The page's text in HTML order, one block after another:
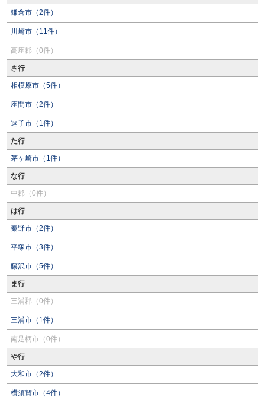
鎌倉市（2件）
川崎市（11件）
高座郡（0件）
さ行
相模原市（5件）
座間市（2件）
逗子市（1件）
た行
茅ヶ崎市（1件）
な行
中郡（0件）
は行
秦野市（2件）
平塚市（3件）
藤沢市（5件）
ま行
三浦郡（0件）
三浦市（1件）
南足柄市（0件）
や行
大和市（2件）
横須賀市（4件）